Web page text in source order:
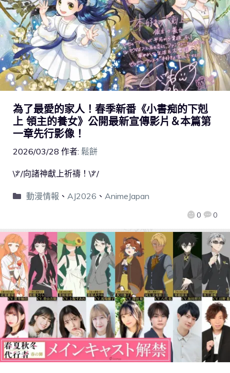
為了最愛的家人！春季新番《小書痴的下剋
上 領主的養女》公開最新宣傳影片＆本篇第
一章先行影像！
2026/03/28 作者: 鬆餅
0 0
\ꐕ/向諸神獻上祈禱！\ꐕ/
動漫情報 、 AJ2026 、 AnimeJapan